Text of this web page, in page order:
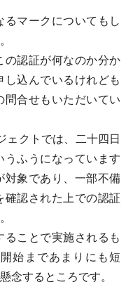
マークについてもし
認証が何なのか分か
し込んでいるけれども
問合せもいただいてい
クトでは、二十四日
うふうになっています
対象であり、一部不備
確認された上での認証
ことで実施されるも
始まであまりにも短
念するところです。